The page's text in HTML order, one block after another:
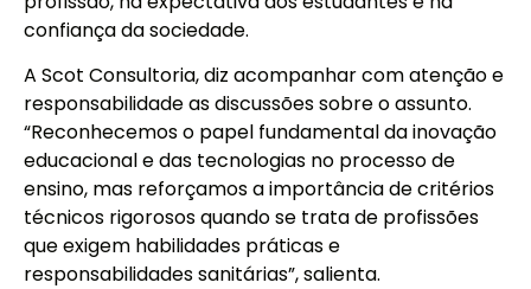
confiança da sociedade.
A Scot Consultoria, diz acompanhar com atenção e
responsabilidade as discussões sobre o assunto.
“Reconhecemos o papel fundamental da inovação
educacional e das tecnologias no processo de
ensino, mas reforçamos a importância de critérios
técnicos rigorosos quando se trata de profissões
que exigem habilidades práticas e
responsabilidades sanitárias”, salienta.